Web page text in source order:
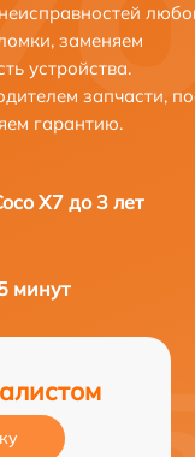
заменяем
устройства.
запчасти,
гарантию.
X7 до 3 лет
минут